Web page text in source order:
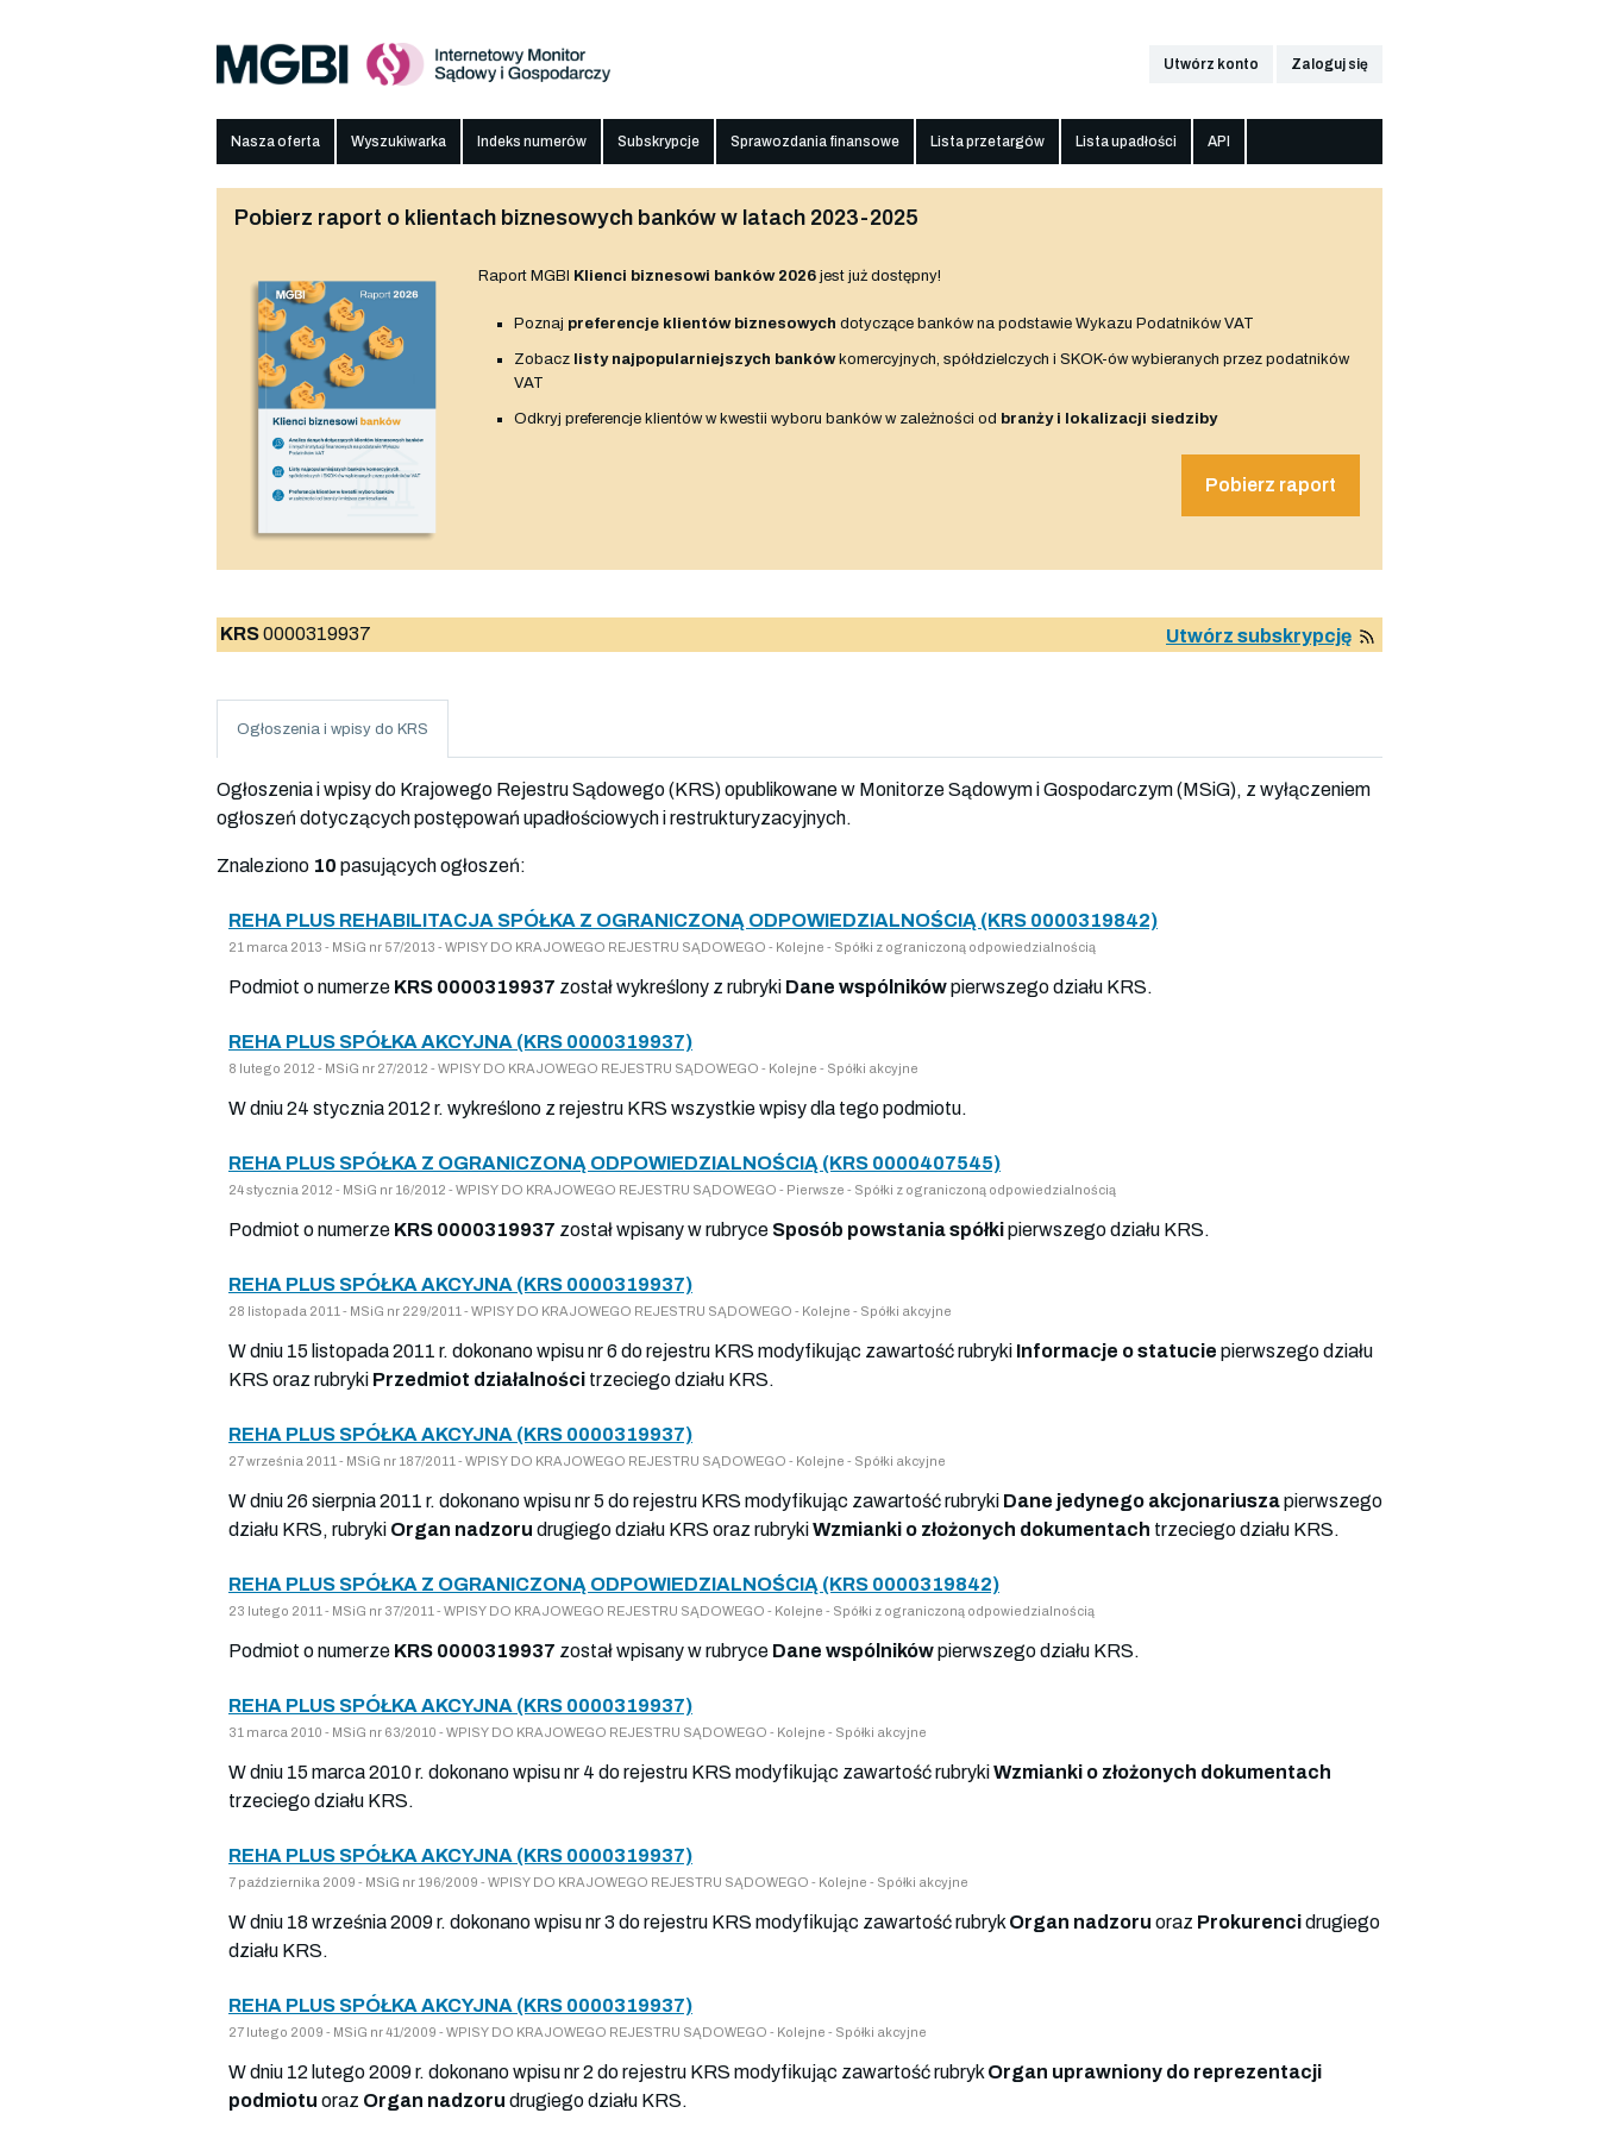
Utwórz konto Zaloguj się
Nasza oferta Wyszukiwarka Indeks numerów Subskrypcje Sprawozdania finansowe Lista przetargów Lista upadłości API
Pobierz raport o klientach biznesowych banków w latach 2023-2025
Raport MGBI Klienci biznesowi banków 2026 jest już dostępny!
Poznaj preferencje klientów biznesowych dotyczące banków na podstawie Wykazu Podatników VAT
Zobacz listy najpopularniejszych bankówkomercyjnych, spółdzielczych i SKOK-ów wybieranych przez podatników
VAT
Odkryj preferencje klientów w kwestii wyboru banków w zależności od branży i lokalizacji siedziby
Pobierz raport
KRS0000319937 Utwórz subskrypcję
Ogłoszenia i wpisy do KRS
Ogłoszenia i wpisy do Krajowego Rejestru Sądowego (KRS) opublikowane w Monitorze Sądowym i Gospodarczym (MSiG), z wyłączeniem
ogłoszeń dotyczących postępowań upadłościowych i restrukturyzacyjnych.
Znaleziono 10 pasujących ogłoszeń:
REHA PLUS REHABILITACJA SPÓŁKA Z OGRANICZONĄ ODPOWIEDZIALNOŚCIĄ (KRS 0000319842)
21 marca 2013 - MSiG nr 57/2013 - WPISY DO KRAJOWEGO REJESTRU SĄDOWEGO - Kolejne - Spółki z ograniczoną odpowiedzialnością
Podmiot o numerze KRS 0000319937 został wykreślony z rubryki Dane wspólnikówpierwszego działu KRS.
REHA PLUS SPÓŁKA AKCYJNA (KRS 0000319937)
8 lutego 2012 - MSiG nr 27/2012 - WPISY DO KRAJOWEGO REJESTRU SĄDOWEGO - Kolejne - Spółki akcyjne
W dniu 24 stycznia 2012 r. wykreślono z rejestru KRS wszystkie wpisy dla tego podmiotu.
REHA PLUS SPÓŁKA Z OGRANICZONĄ ODPOWIEDZIALNOŚCIĄ (KRS 0000407545)
24 stycznia 2012 - MSiG nr 16/2012 - WPISY DO KRAJOWEGO REJESTRU SĄDOWEGO - Pierwsze - Spółki z ograniczoną odpowiedzialnością
Podmiot o numerze KRS 0000319937 został wpisany w rubryce Sposób powstania spółkipierwszego działu KRS.
REHA PLUS SPÓŁKA AKCYJNA (KRS 0000319937)
28 listopada 2011 - MSiG nr 229/2011 - WPISY DO KRAJOWEGO REJESTRU SĄDOWEGO - Kolejne - Spółki akcyjne
W dniu 15 listopada 2011 r. dokonano wpisu nr 6 do rejestru KRS modyfikując zawartość rubryki Informacje o statucie pierwszego działu
KRS oraz rubryki Przedmiot działalności trzeciego działu KRS.
REHA PLUS SPÓŁKA AKCYJNA (KRS 0000319937)
27 września 2011 - MSiG nr 187/2011 - WPISY DO KRAJOWEGO REJESTRU SĄDOWEGO - Kolejne - Spółki akcyjne
W dniu 26 sierpnia 2011 r. dokonano wpisu nr 5 do rejestru KRS modyfikując zawartość rubryki Dane jedynego akcjonariuszapierwszego
działu KRS, rubryki Organ nadzoru drugiego działu KRS oraz rubrykiWzmianki o złożonych dokumentach trzeciego działu KRS.
REHA PLUS SPÓŁKA Z OGRANICZONĄ ODPOWIEDZIALNOŚCIĄ (KRS 0000319842)
23 lutego 2011 - MSiG nr 37/2011 - WPISY DO KRAJOWEGO REJESTRU SĄDOWEGO - Kolejne - Spółki z ograniczoną odpowiedzialnością
Podmiot o numerze KRS 0000319937 został wpisany w rubryce Dane wspólnikówpierwszego działu KRS.
REHA PLUS SPÓŁKA AKCYJNA (KRS 0000319937)
31 marca 2010 - MSiG nr 63/2010 - WPISY DO KRAJOWEGO REJESTRU SĄDOWEGO - Kolejne - Spółki akcyjne
W dniu 15 marca 2010 r. dokonano wpisu nr 4 do rejestru KRS modyfikując zawartość rubrykiWzmianki o złożonych dokumentach
trzeciego działu KRS.
REHA PLUS SPÓŁKA AKCYJNA (KRS 0000319937)
7 października 2009 - MSiG nr 196/2009 - WPISY DO KRAJOWEGO REJESTRU SĄDOWEGO - Kolejne - Spółki akcyjne
W dniu 18 września 2009 r. dokonano wpisu nr 3 do rejestru KRS modyfikując zawartość rubryk Organ nadzoru oraz Prokurencidrugiego
działu KRS.
REHA PLUS SPÓŁKA AKCYJNA (KRS 0000319937)
27 lutego 2009 - MSiG nr 41/2009 - WPISY DO KRAJOWEGO REJESTRU SĄDOWEGO - Kolejne - Spółki akcyjne
W dniu 12 lutego 2009 r. dokonano wpisu nr 2 do rejestru KRS modyfikując zawartość rubryk Organ uprawniony do reprezentacji
podmiotu oraz Organ nadzoru drugiego działu KRS.